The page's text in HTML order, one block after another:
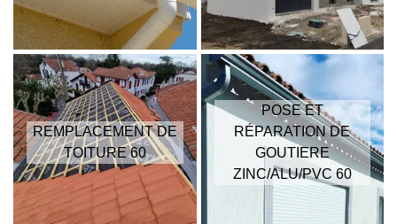
REMPLACEMENT DE
TOITURE 60
POSE ET
RÉPARATION DE
GOUTIERE
ZINC/ALU/PVC 60